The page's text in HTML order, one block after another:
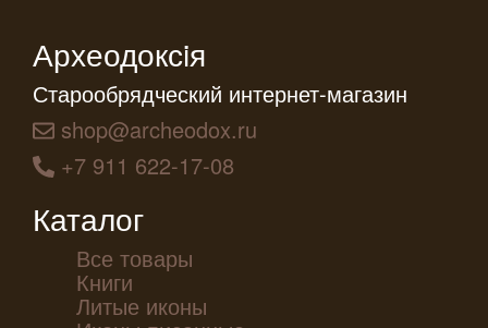
Археодоксiя
Старообрядческий интернет-магазин
shop@archeodox.ru
+7 911 622-17-08
Каталог
Все товары
Книги
Литые иконы